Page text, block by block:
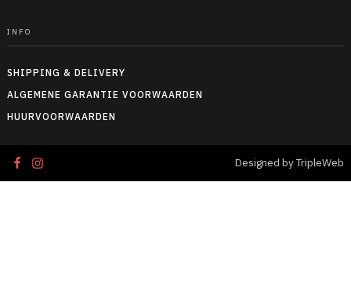
INFO
SHIPPING & DELIVERY
ALGEMENE GARANTIE VOORWAARDEN
HUURVOORWAARDEN
Designed by TripleWeb